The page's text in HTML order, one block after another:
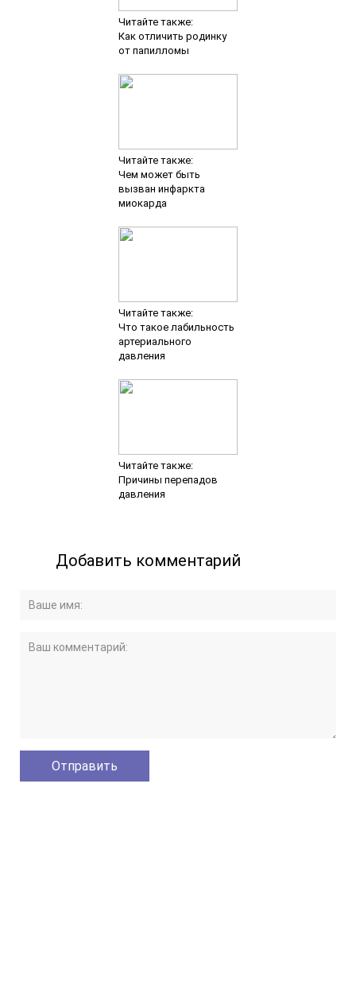
Читайте также:
Как отличить родинку
от папилломы
Читайте также:
Чем может быть
вызван инфаркта
миокарда
Читайте также:
Что такое лабильность
артериального
давления
Читайте также:
Причины перепадов
давления
Добавить комментарий